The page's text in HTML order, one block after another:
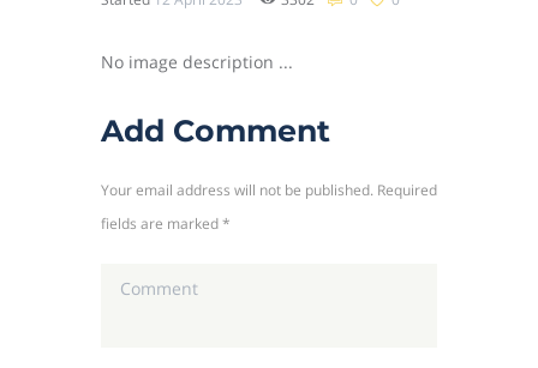
No image description ...
Add Comment
Your email address will not be published. Required
fields are marked *